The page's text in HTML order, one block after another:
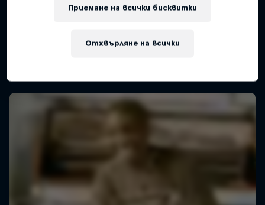
Lima, Peru
Отхвърляне на всички
Приемане на всички бисквитки